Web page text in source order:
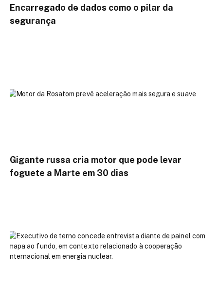
Encarregado de dados como o pilar da
segurança
Gigante russa cria motor que pode levar
foguete a Marte em 30 dias